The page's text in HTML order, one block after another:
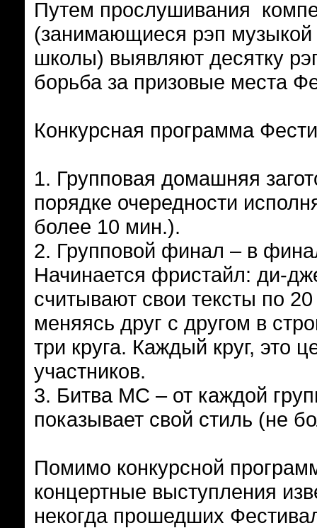
Путем прослушивания
(занимающиеся рэп
школы) выявляют десятку
борьба за призовые места
Конкурсная программа
1. Групповая домашняя
порядке очередности
более 10 мин.).
2. Групповой финал – в
Начинается фристайл: ди-
считывают свои тексты по
меняясь друг с другом в
три круга. Каждый круг, это
участников.
3. Битва МС – от каждой
показывает свой стиль (не
Помимо конкурсной
концертные выступления
некогда прошедших